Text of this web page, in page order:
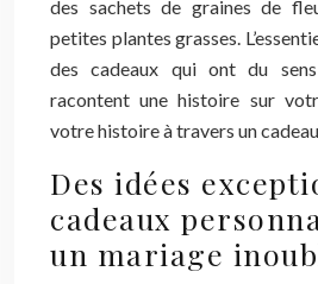
des sachets de graines de
petites plantes grasses.
des cadeaux qui ont du
racontent une histoire sur
votre histoire à travers un
Des idées
cadeaux
un mariage